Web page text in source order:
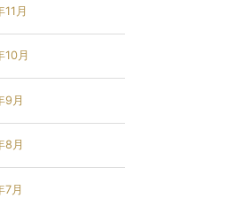
月
10月
9月
8月
7月